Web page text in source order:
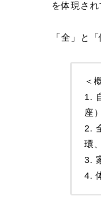
を体現さ
「全」と
＜
1.
座）
2.
環
3.
4.